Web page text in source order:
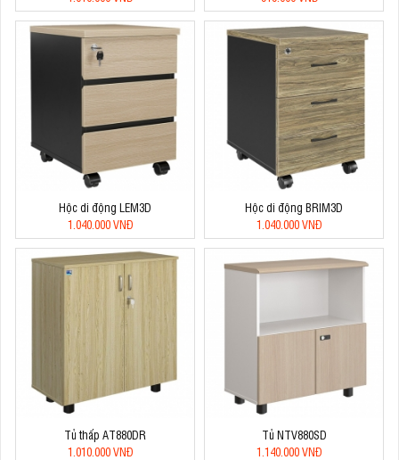
Hộc di động LEM3D
1.040.000 VNĐ
Hộc di động BRIM3D
1.040.000 VNĐ
Tủ thấp AT880DR
1.010.000 VNĐ
Tủ NTV880SD
1.140.000 VNĐ